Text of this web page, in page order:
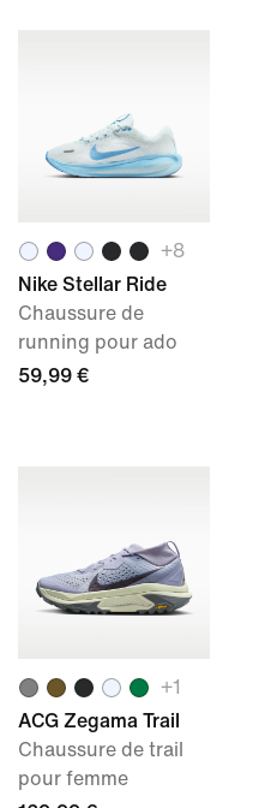
+8
Nike Stellar Ride
Chaussure de
running pour ado
59,99 €
+1
ACG Zegama Trail
Chaussure de trail
pour femme